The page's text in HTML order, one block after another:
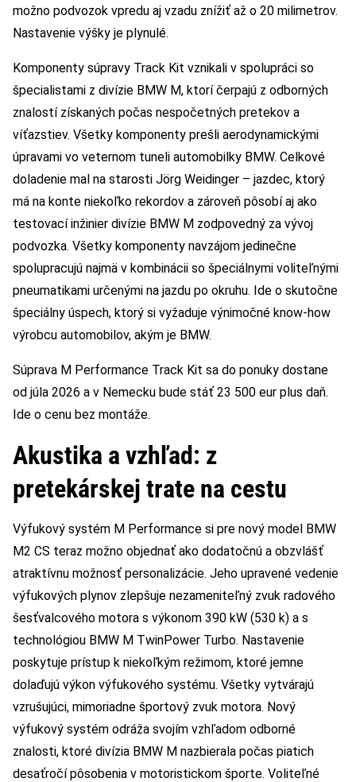
možno podvozok vpredu aj vzadu znížiť až o 20 milimetrov.
Nastavenie výšky je plynulé.
Komponenty súpravy Track Kit vznikali v spolupráci so
špecialistami z divízie BMW M, ktorí čerpajú z odborných
znalostí získaných počas nespočetných pretekov a
víťazstiev. Všetky komponenty prešli aerodynamickými
úpravami vo veternom tuneli automobilky BMW. Celkové
doladenie mal na starosti Jörg Weidinger – jazdec, ktorý
má na konte niekoľko rekordov a zároveň pôsobí aj ako
testovací inžinier divízie BMW M zodpovedný za vývoj
podvozka. Všetky komponenty navzájom jedinečne
spolupracujú najmä v kombinácii so špeciálnymi voliteľnými
pneumatikami určenými na jazdu po okruhu. Ide o skutočne
špeciálny úspech, ktorý si vyžaduje výnimočné know-how
výrobcu automobilov, akým je BMW.
Súprava M Performance Track Kit sa do ponuky dostane
od júla 2026 a v Nemecku bude stáť 23 500 eur plus daň.
Ide o cenu bez montáže.
Akustika a vzhľad: z
pretekárskej trate na cestu
Výfukový systém M Performance si pre nový model BMW
M2 CS teraz možno objednať ako dodatočnú a obzvlášť
atraktívnu možnosť personalizácie. Jeho upravené vedenie
výfukových plynov zlepšuje nezameniteľný zvuk radového
šesťvalcového motora s výkonom 390 kW (530 k) a s
technológiou BMW M TwinPower Turbo. Nastavenie
poskytuje prístup k niekoľkým režimom, ktoré jemne
dolaďujú výkon výfukového systému. Všetky vytvárajú
vzrušujúci, mimoriadne športový zvuk motora. Nový
výfukový systém odráža svojím vzhľadom odborné
znalosti, ktoré divízia BMW M nazbierala počas piatich
desaťročí pôsobenia v motoristickom športe. Voliteľné